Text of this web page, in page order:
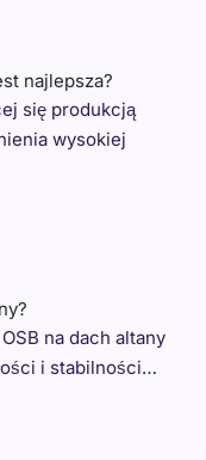
najlepsza?
się produkcją
wysokiej
na dach altany
i stabilności…